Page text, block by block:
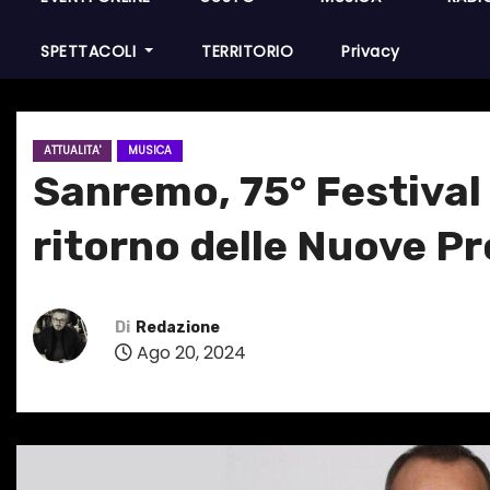
SPETTACOLI TERRITORIO Privacy
ATTUALITA' MUSICA
Sanremo, 75°
ritorno delle Nuove
Di Redazione
Ago 20, 2024